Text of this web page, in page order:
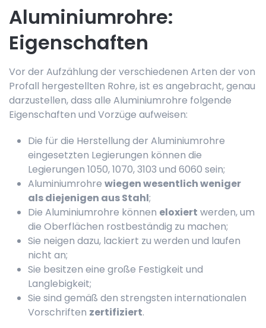
Aluminiumrohre:
Eigenschaften
Vor der Aufzählung der verschiedenen Arten der von
Profall hergestellten Rohre, ist es angebracht, genau
darzustellen, dass alle Aluminiumrohre folgende
Eigenschaften und Vorzüge aufweisen:
Die für die Herstellung der Aluminiumrohre
eingesetzten Legierungen können die
Legierungen 1050, 1070, 3103 und 6060 sein;
Aluminiumrohre wiegen wesentlich weniger
als diejenigen aus Stahl;
Die Aluminiumrohre können eloxiert werden, um
die Oberflächen rostbeständig zu machen;
Sie neigen dazu, lackiert zu werden und laufen
nicht an;
Sie besitzen eine große Festigkeit und
Langlebigkeit;
Sie sind gemäß den strengsten internationalen
Vorschriften zertifiziert.